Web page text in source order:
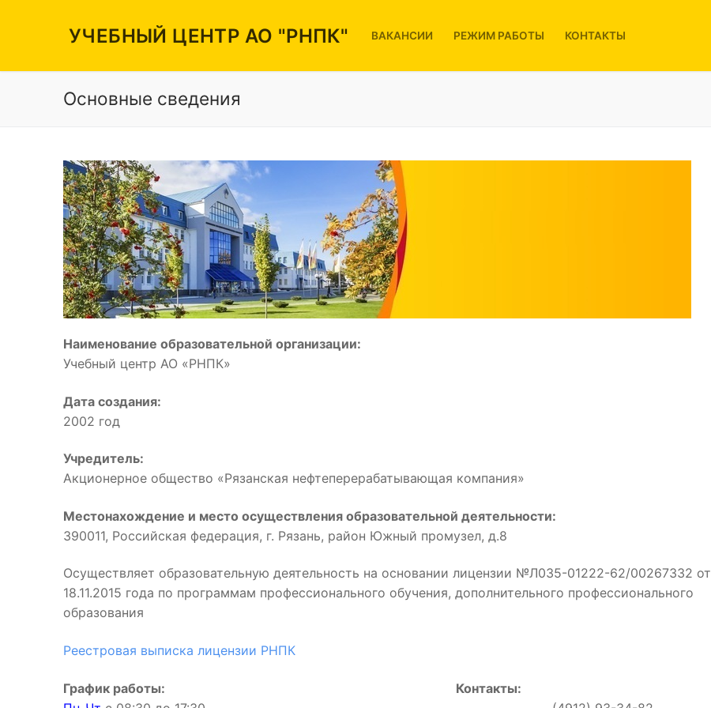
УЧЕБНЫЙ ЦЕНТР АО "РНПК" ВАКАНСИИ РЕЖИМ РАБОТЫ КОНТАКТЫ
Вакансии
Режим работы
Контакты
Основные сведения
Наименование образовательной организации:
Учебный центр АО «РНПК»
Дата создания:
2002 год
Учредитель:
Акционерное общество «Рязанская нефтеперерабатывающая компания»
Местонахождение и место осуществления образовательной деятельности:
390011, Российская федерация, г. Рязань, район Южный промузел, д.8
Осуществляет образовательную деятельность на основании лицензии №Л035-01222-62/00267332 от
18.11.2015 года по программам профессионального обучения, дополнительного профессионального
образования
Реестровая выписка лицензии РНПК
График работы: Контакты: